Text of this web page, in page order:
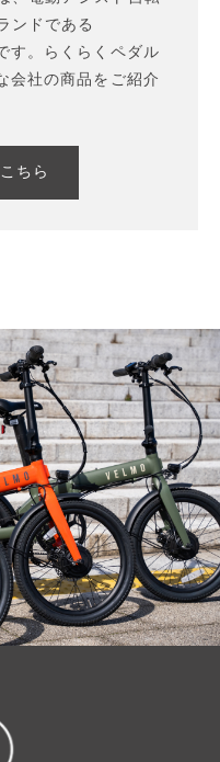
ンドである
す。らくらくペダル
会社の商品をご紹介
ちら